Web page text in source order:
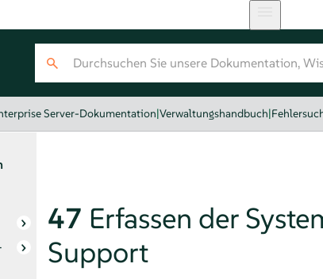
Server-Dokumentation|Verwaltungshandbuch|
47 Erfassen der
Support